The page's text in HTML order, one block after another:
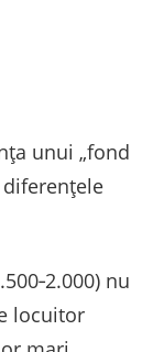
unui „fond
nu
locuitor